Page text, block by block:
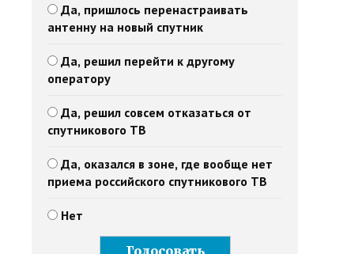
Да, пришлось перенастраивать
антенну на новый спутник
Да, решил перейти к другому
оператору
Да, решил совсем отказаться от
спутникового ТВ
Да, оказался в зоне, где вообще нет
приема российского спутникового ТВ
Нет